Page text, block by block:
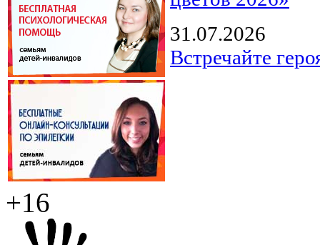
31.07.2026
Встречайте
+16